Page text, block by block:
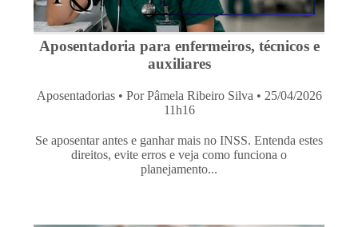
Aposentadoria para enfermeiros, técnicos e
auxiliares
Aposentadorias • Por Pâmela Ribeiro Silva • 25/04/2026
11h16
Se aposentar antes e ganhar mais no INSS. Entenda estes
direitos, evite erros e veja como funciona o
planejamento...